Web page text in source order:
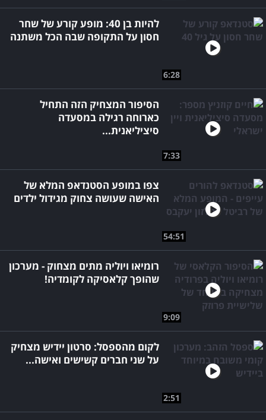
6:28
להיות בן 40: מופע קורע של שחר
חסון על התקופה שבה הכל משתנה
7:33
הסיפור המצחיק הזה התחיל
כארוחה רגילה במסעדה
סיציליאנית...
54:51
צפו במופע הסטנדאפ המלא של
האישה שעושה צחוק מגידול ילדים
9:09
רומיאו ויוליה מתים מצחוק - מערכון
שהופך קלאסיקה לקומדיה!
2:51
לקום מהספסל: סרטון יידיש מצחיק
על שני חברים קשישים ואישה...